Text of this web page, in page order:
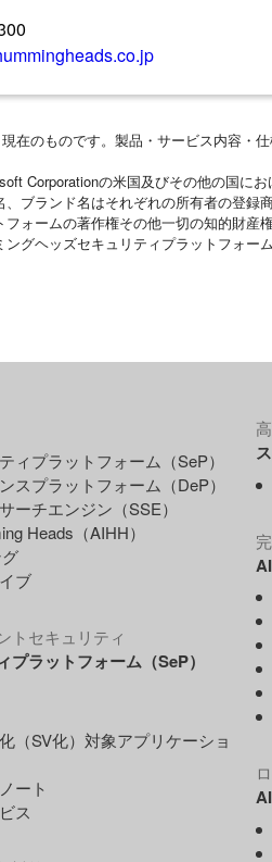
在のものです。製品・サービス内容・
Corporationの米国及びその他の国にお
ブランド名はそれぞれの所有者の登録商
ォームの著作権その他一切の知的財産
グヘッズセキュリティプラットフォー
ィプラットフォーム（SeP）
スプラットフォーム（DeP）
ーチエンジン（SSE）
Heads（AIHH）
ブ
トセキュリティ
プラットフォーム（SeP）
（SV化）対象アプリケーショ
ート
ス